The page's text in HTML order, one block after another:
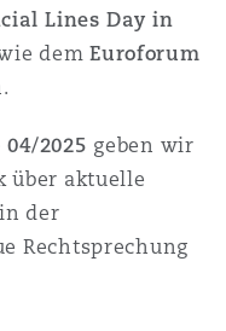
Lines Day in
demEuroforum
2025 geben wir
über aktuelle
der
Rechtsprechung